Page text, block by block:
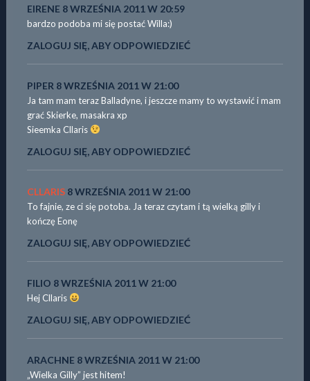
EIRENE 8 WRZEŚNIA 2011 W 20:59
bardzo podoba mi się postać Willa:)
ZALOGUJ SIĘ, ABY ODPOWIEDZIEĆ
PIPER 8 WRZEŚNIA 2011 W 21:00
Ja tam mam teraz Balladyne, i jeszcze mamy to wystawić i mam
grać Skierke, masakra xp
Sieemka Cllaris
ZALOGUJ SIĘ, ABY ODPOWIEDZIEĆ
CLLARIS 8 WRZEŚNIA 2011 W 21:00
To fajnie, ze ci się potoba. Ja teraz czytam i tą wielką gilly i
kończę Eonę
ZALOGUJ SIĘ, ABY ODPOWIEDZIEĆ
FILIO 8 WRZEŚNIA 2011 W 21:00
Hej Cllaris
ZALOGUJ SIĘ, ABY ODPOWIEDZIEĆ
ARACHNE 8 WRZEŚNIA 2011 W 21:00
„Wielka Gilly” jest hitem!